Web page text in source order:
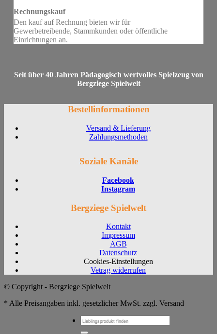
Rechnungskauf
Den kauf auf Rechnung bieten wir für
Gewerbetreibende, Stammkunden oder öffentliche
Einrichtungen an.
Seit über 40 Jahren Pädagogisch wertvolles Spielzeug von
Bergziege Spielwelt
Bestellinformationen
Versand & Lieferung
Zahlungsmethoden
Soziale Kanäle
Facebook
Instagram
Bergziege Spielwelt
Kontakt
Impressum
AGB
Datenschutz
Cookies-Einstellungen
Vetrag widerrufen
© Copyright - Bergziege Spielwelt
* Alle Preisangaben inkl. gesetzlicher MwSt. zzgl. Versand
Suchen
nach: